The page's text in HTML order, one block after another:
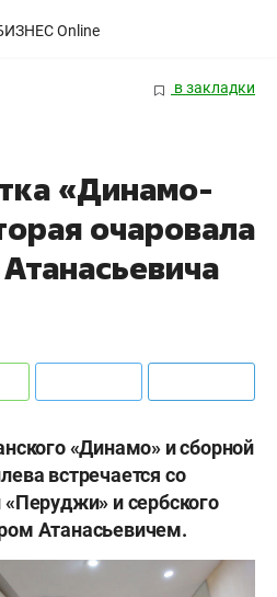
в закладки
«Динамо-
очаровала
«Динамо» и сборной
встречается со
и сербского
Атанасьевичем.